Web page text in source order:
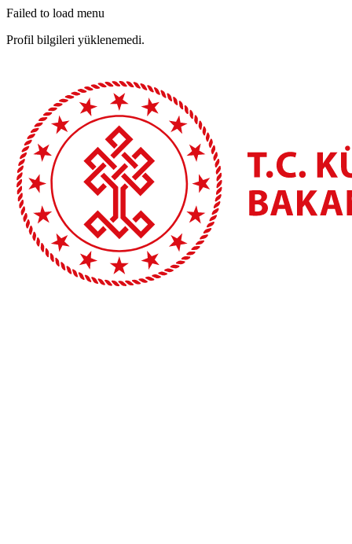
Failed to load menu
Profil bilgileri yüklenemedi.